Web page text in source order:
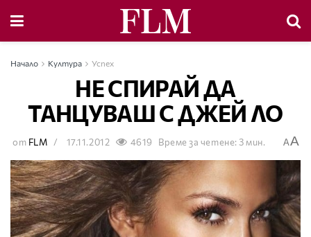
Начало Култура Успех
НЕ СПИРАЙ ДА
ТАНЦУВАШ С ДЖЕЙ ЛО
от FLM 17.11.2012 4619 Време за четене: 3 мин. AA